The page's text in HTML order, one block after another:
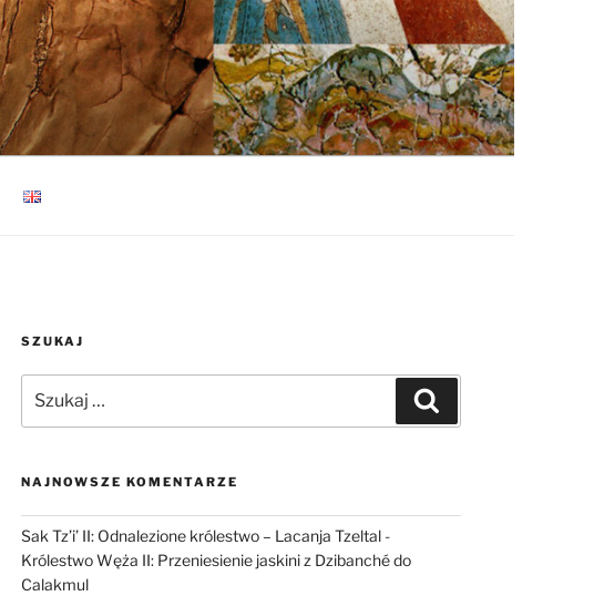
SZUKAJ
NAJNOWSZE KOMENTARZE
Sak Tz’i’ II: Odnalezione królestwo – Lacanja Tzeltal-
Królestwo Węża II: Przeniesienie jaskini z Dzibanché do
Calakmul